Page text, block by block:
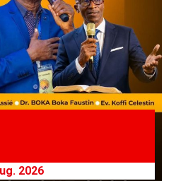
2026